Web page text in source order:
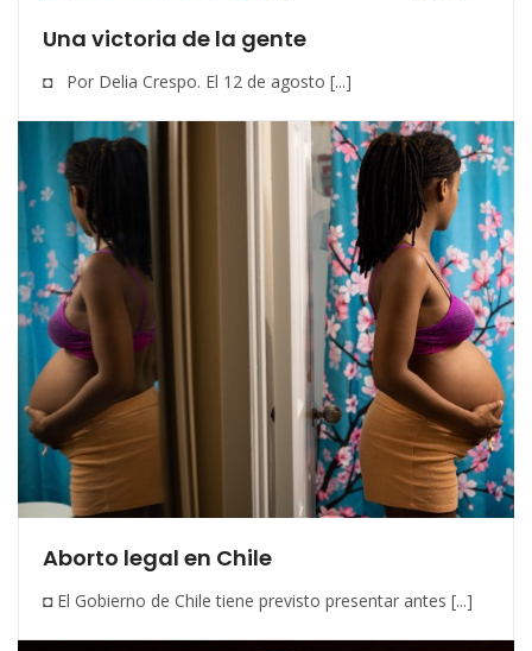
Una victoria de la gente
◘ Por Delia Crespo. El 12 de agosto [...]
Aborto legal en Chile
◘ El Gobierno de Chile tiene previsto presentar antes [...]